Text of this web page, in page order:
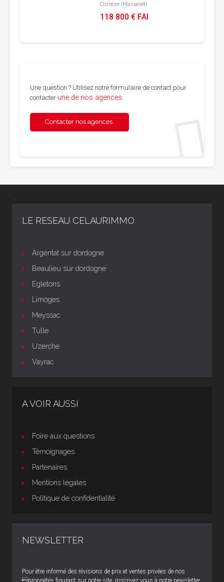
Corrèze (Masseret)
118 800 € FAI
Une question ? Utilisez notre formulaire de contact pour
contacter une de nos agences
Contacter nos agences.
LE RESEAU CELAURIMMO
Argentat sur dordogne
Beaulieu sur dordogne
Egletons
Limoges
Meyssac
Tulle
Uzerche
Vayrac
A VOIR AUSSI
Foire aux questions
Témoignages
Partenaires
Mentions légales
Politique de confidentialité
NEWSLETTER
Pour être informé des révisions de prix et ventes privées de nos
propriétés figurant sur notre site, inscrivez vous à notre newsletter.